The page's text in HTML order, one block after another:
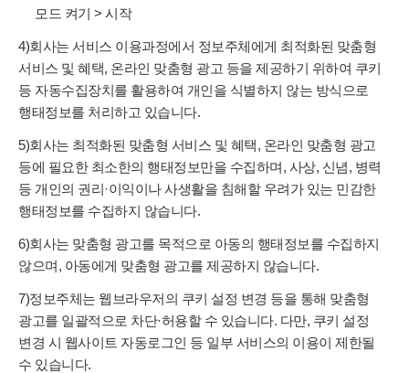
모드 켜기 > 시작
4)회사는 서비스 이용과정에서 정보주체에게 최적화된 맞춤형
서비스 및 혜택, 온라인 맞춤형 광고 등을 제공하기 위하여 쿠키
등 자동수집장치를 활용하여 개인을 식별하지 않는 방식으로
행태정보를 처리하고 있습니다.
5)회사는 최적화된 맞춤형 서비스 및 혜택, 온라인 맞춤형 광고
등에 필요한 최소한의 행태정보만을 수집하며, 사상, 신념, 병력
등 개인의 권리·이익이나 사생활을 침해할 우려가 있는 민감한
행태정보를 수집하지 않습니다.
6)회사는 맞춤형 광고를 목적으로 아동의 행태정보를 수집하지
않으며, 아동에게 맞춤형 광고를 제공하지 않습니다.
7)정보주체는 웹브라우저의 쿠키 설정 변경 등을 통해 맞춤형
광고를 일괄적으로 차단·허용할 수 있습니다. 다만, 쿠키 설정
변경 시 웹사이트 자동로그인 등 일부 서비스의 이용이 제한될
수 있습니다.